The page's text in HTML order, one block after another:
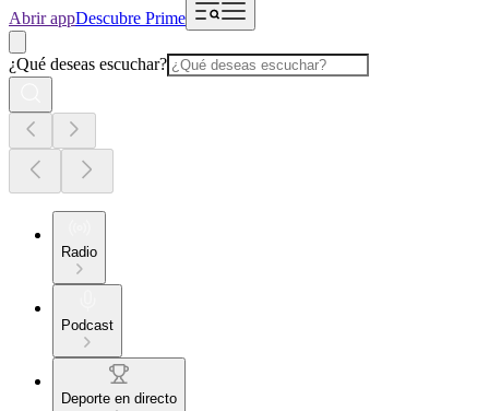
Abrir appDescubre Prime
¿Qué deseas escuchar?
Radio
Podcast
Deporte en directo